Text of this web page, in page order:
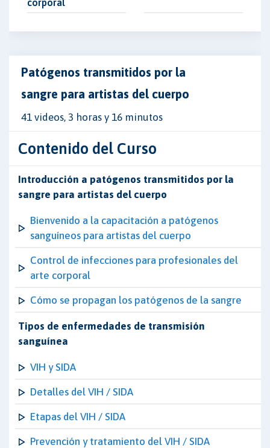
corporal
Patógenos transmitidos por la
sangre para artistas del cuerpo
41 videos, 3 horas y 16 minutos
Contenido del Curso
Introducción a patógenos transmitidos por la
sangre para artistas del cuerpo
Bienvenido a la capacitación a patógenos
sanguíneos para artistas del cuerpo
Control de infecciones para profesionales del
arte corporal
Cómo se propagan los patógenos de la sangre
Tipos de enfermedades de transmisión
sanguínea
VIH y SIDA
Detalles del VIH / SIDA
Etapas del VIH / SIDA
Prevención y tratamiento del VIH / SIDA